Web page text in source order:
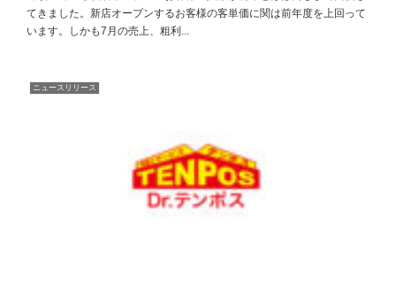
てきました。新店オープンするお客様の客単価に関は前年度を上回って
います。しかも7月の売上、粗利...
ニュースリリース